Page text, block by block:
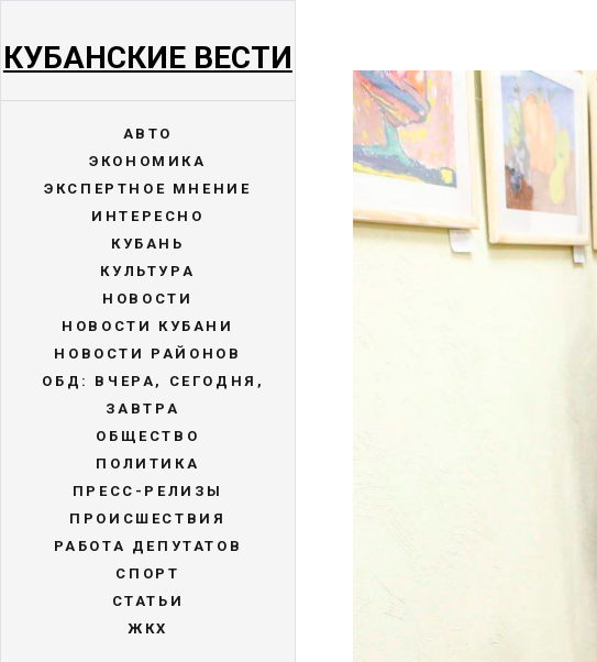
КУБАНСКИЕ ВЕСТИ
АВТО
ЭКОНОМИКА
ЭКСПЕРТНОЕ МНЕНИЕ
ИНТЕРЕСНО
КУБАНЬ
КУЛЬТУРА
НОВОСТИ
НОВОСТИ КУБАНИ
НОВОСТИ РАЙОНОВ
ОБД: ВЧЕРА, СЕГОДНЯ,
ЗАВТРА
ОБЩЕСТВО
ПОЛИТИКА
ПРЕСС-РЕЛИЗЫ
ПРОИСШЕСТВИЯ
РАБОТА ДЕПУТАТОВ
СПОРТ
СТАТЬИ
ЖКХ